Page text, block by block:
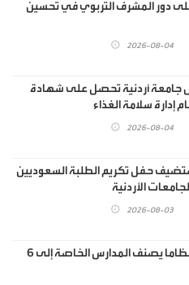
دور المشرف التربوي في تحسين
2026-08-04
جامعة أردنية تحصل على شهادة
2026-08-04
حفل تكريم الطلبة السعوديين
الأردنية
2026-08-03
الحكومة تقترح نظاما يصنف المدارس الخاصة إلى 6